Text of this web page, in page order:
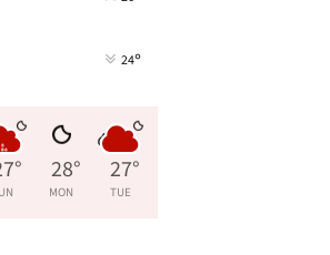
24°
° 28°
MON
27°
TUE